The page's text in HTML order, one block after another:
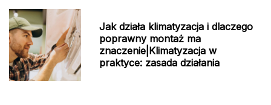
Jak działa klimatyzacja i dlaczego
poprawny montaż ma
znaczenie|Klimatyzacja w
praktyce: zasada działania